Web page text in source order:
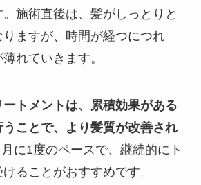
施術直後は、髪がしっとりと
りますが、時間が経つにつれ
れていきます。
ートメントは、累積効果がある
ことで、より髪質が改善され
に1度のペースで、継続的にト
ることがおすすめです。